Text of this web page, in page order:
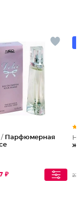
/ Парфюмерная
₽ 232